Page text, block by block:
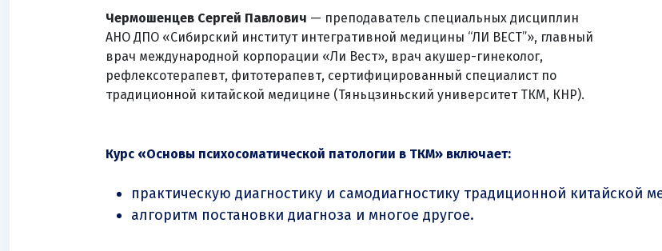
Чермошенцев Сергей Павлович — преподаватель специальных дисциплин
АНО ДПО «Сибирский институт интегративной медицины “ЛИ ВЕСТ”», главный
врач международной корпорации «Ли Вест», врач акушер-гинеколог,
рефлексотерапевт, фитотерапевт, сертифицированный специалист по
традиционной китайской медицине (Тяньцзиньский университет ТКМ, КНР).
Курс «Основы психосоматической патологии в ТКМ» включает:
практическую диагностику и самодиагностику традиционной китайской
алгоритм постановки диагноза и многое другое.